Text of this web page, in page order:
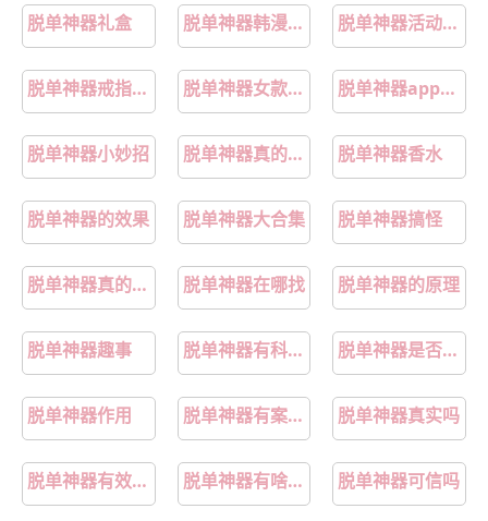
脱单神器礼盒 脱单神器韩漫免费阅读漫画 脱单神器活动详情
脱单神器戒指女款 脱单神器女款戒指 脱单神器app的优势
脱单神器小妙招 脱单神器真的有效吗 脱单神器香水
脱单神器的效果 脱单神器大合集 脱单神器搞怪
脱单神器真的灵吗 脱单神器在哪找 脱单神器的原理
脱单神器趣事 脱单神器有科学依据吗 脱单神器是否存在
脱单神器作用 脱单神器有案例吗 脱单神器真实吗
脱单神器有效果吗 脱单神器有啥效果 脱单神器可信吗